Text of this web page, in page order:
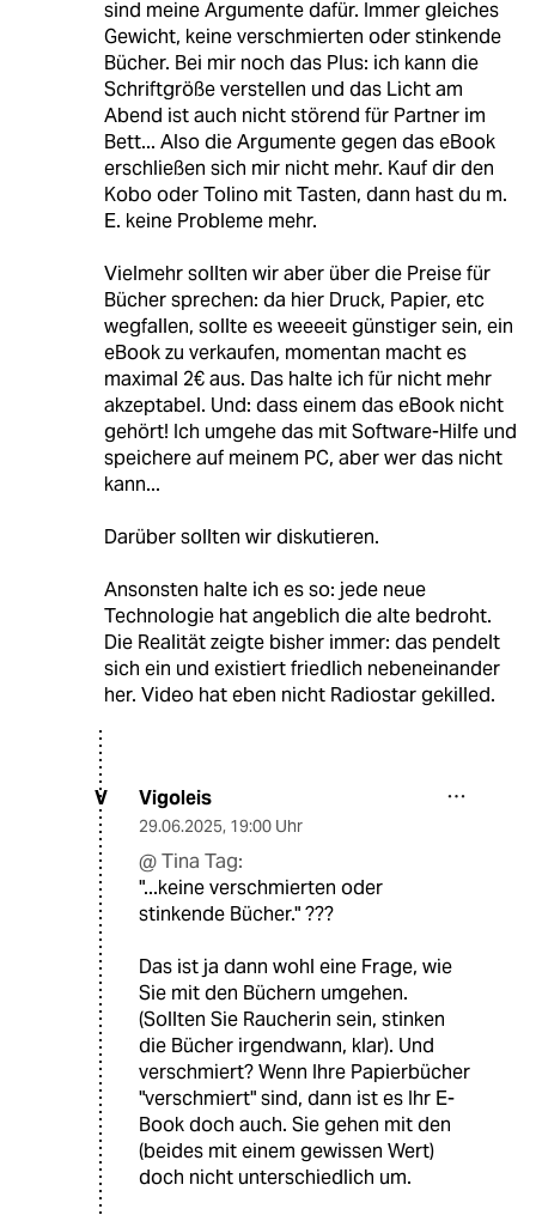
sind meine Argumente dafür. Immer gleiches
Gewicht, keine verschmierten oder stinkende
Bücher. Bei mir noch das Plus: ich kann die
Schriftgröße verstellen und das Licht am
Abend ist auch nicht störend für Partner im
Bett... Also die Argumente gegen das eBook
erschließen sich mir nicht mehr. Kauf dir den
Kobo oder Tolino mit Tasten, dann hast du m.
E. keine Probleme mehr.
Vielmehr sollten wir aber über die Preise für
Bücher sprechen: da hier Druck, Papier, etc
wegfallen, sollte es weeeeit günstiger sein, ein
eBook zu verkaufen, momentan macht es
maximal 2€ aus. Das halte ich für nicht mehr
akzeptabel. Und: dass einem das eBook nicht
gehört! Ich umgehe das mit Software-Hilfe und
speichere auf meinem PC, aber wer das nicht
kann...
Darüber sollten wir diskutieren.
Ansonsten halte ich es so: jede neue
Technologie hat angeblich die alte bedroht.
Die Realität zeigte bisher immer: das pendelt
sich ein und existiert friedlich nebeneinander
her. Video hat eben nicht Radiostar gekilled.
V Vigoleis
29.06.2025, 19:00 Uhr
@ Tina Tag:
"...keine verschmierten oder
stinkende Bücher." ???
Das ist ja dann wohl eine Frage, wie
Sie mit den Büchern umgehen.
(Sollten Sie Raucherin sein, stinken
die Bücher irgendwann, klar). Und
verschmiert? Wenn Ihre Papierbücher
"verschmiert" sind, dann ist es Ihr E-
Book doch auch. Sie gehen mit den
(beides mit einem gewissen Wert)
doch nicht unterschiedlich um.